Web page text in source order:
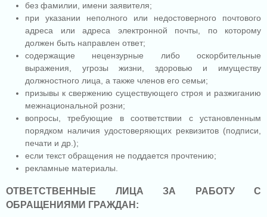
без фамилии, имени заявителя;
при указании неполного или недостоверного почтового
адреса или адреса электронной почты, по которому
должен быть направлен ответ;
содержащие нецензурные либо оскорбительные
выражения, угрозы жизни, здоровью и имуществу
должностного лица, а также членов его семьи;
призывы к свержению существующего строя и разжиганию
межнациональной розни;
вопросы, требующие в соответствии с установленным
порядком наличия удостоверяющих реквизитов (подписи,
печати и др.);
если текст обращения не поддается прочтению;
рекламные материалы.
ОТВЕТСТВЕННЫЕ ЛИЦА ЗА РАБОТУ С
ОБРАЩЕНИЯМИ ГРАЖДАН: